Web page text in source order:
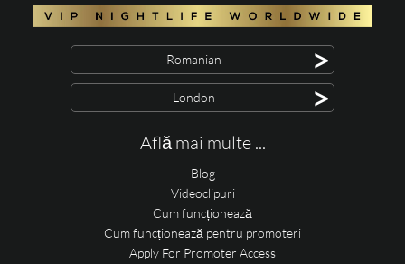
Romanian >
London >
Află mai multe ...
Blog
Videoclipuri
Cum funcționează
Cum funcționează pentru promoteri
Apply For Promoter Access